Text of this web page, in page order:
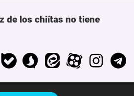
de los chiítas no tiene